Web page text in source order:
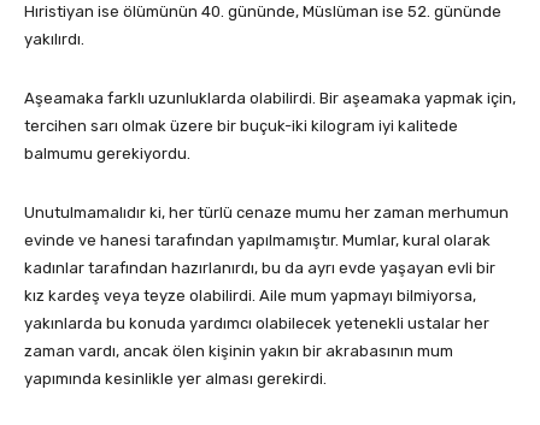
Hıristiyan ise ölümünün 40. gününde, Müslüman ise 52. gününde
yakılırdı.
Aşeamaka farklı uzunluklarda olabilirdi. Bir aşeamaka yapmak için,
tercihen sarı olmak üzere bir buçuk-iki kilogram iyi kalitede
balmumu gerekiyordu.
Unutulmamalıdır ki, her türlü cenaze mumu her zaman merhumun
evinde ve hanesi tarafından yapılmamıştır. Mumlar, kural olarak
kadınlar tarafından hazırlanırdı, bu da ayrı evde yaşayan evli bir
kız kardeş veya teyze olabilirdi. Aile mum yapmayı bilmiyorsa,
yakınlarda bu konuda yardımcı olabilecek yetenekli ustalar her
zaman vardı, ancak ölen kişinin yakın bir akrabasının mum
yapımında kesinlikle yer alması gerekirdi.